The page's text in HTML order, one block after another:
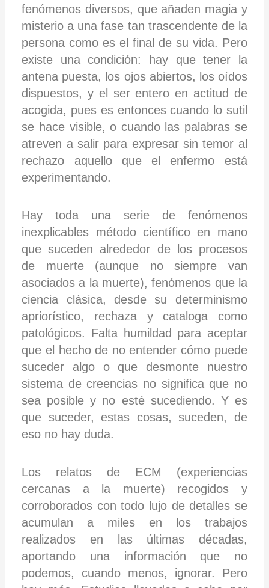
fenómenos diversos, que añaden magia y
misterio a una fase tan trascendente de la
persona como es el final de su vida. Pero
existe una condición: hay que tener la
antena puesta, los ojos abiertos, los oídos
dispuestos, y el ser entero en actitud de
acogida, pues es entonces cuando lo sutil
se hace visible, o cuando las palabras se
atreven a salir para expresar sin temor al
rechazo aquello que el enfermo está
experimentando.
Hay toda una serie de fenómenos
inexplicables método científico en mano
que suceden alrededor de los procesos
de muerte (aunque no siempre van
asociados a la muerte), fenómenos que la
ciencia clásica, desde su determinismo
apriorístico, rechaza y cataloga como
patológicos. Falta humildad para aceptar
que el hecho de no entender cómo puede
suceder algo o que desmonte nuestro
sistema de creencias no significa que no
sea posible y no esté sucediendo. Y es
que suceder, estas cosas, suceden, de
eso no hay duda.
Los relatos de ECM (experiencias
cercanas a la muerte) recogidos y
corroborados con todo lujo de detalles se
acumulan a miles en los trabajos
realizados en las últimas décadas,
aportando una información que no
podemos, cuando menos, ignorar. Pero